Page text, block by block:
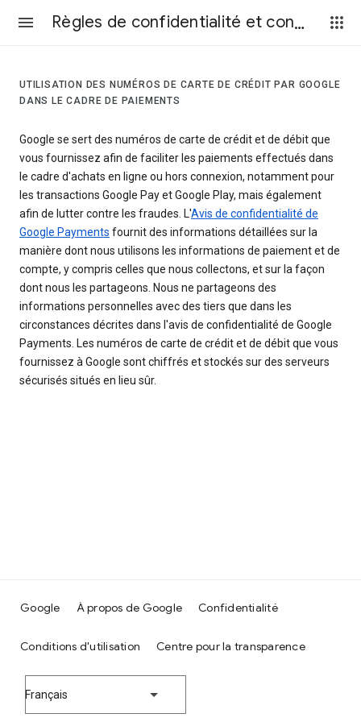
Règles de confidentialité et conditions d’utilisation
UTILISATION DES NUMÉROS DE CARTE DE CRÉDIT PAR GOOGLE
DANS LE CADRE DE PAIEMENTS
Google se sert des numéros de carte de crédit et de débit que
vous fournissez afin de faciliter les paiements effectués dans
le cadre d'achats en ligne ou hors connexion, notamment pour
les transactions Google Pay et Google Play, mais également
afin de lutter contre les fraudes. L'Avis de confidentialité de
Google Payments fournit des informations détaillées sur la
manière dont nous utilisons les informations de paiement et de
compte, y compris celles que nous collectons, et sur la façon
dont nous les partageons. Nous ne partageons des
informations personnelles avec des tiers que dans les
circonstances décrites dans l'avis de confidentialité de Google
Payments. Les numéros de carte de crédit et de débit que vous
fournissez à Google sont chiffrés et stockés sur des serveurs
sécurisés situés en lieu sûr.
Google À propos de Google Confidentialité
Conditions d'utilisation Centre pour la transparence
Français